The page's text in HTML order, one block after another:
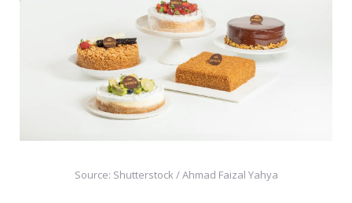
Source: Shutterstock / Ahmad Faizal Yahya